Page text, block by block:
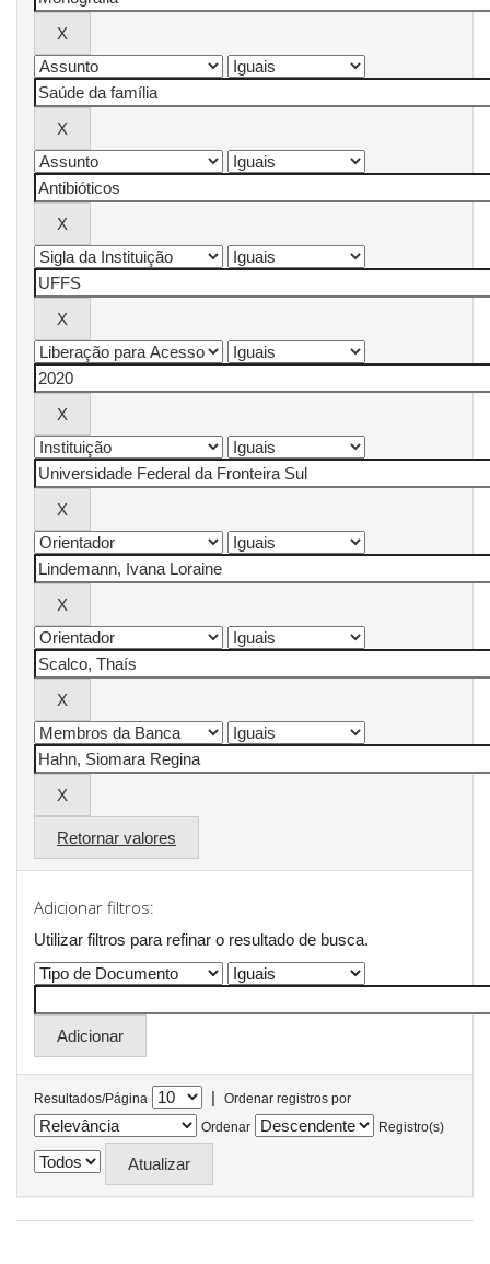
Retornar valores
Adicionar filtros:
Utilizar filtros para refinar o resultado de busca.
Resultados/Página |
Ordenar registros por
Ordenar
Registro(s)